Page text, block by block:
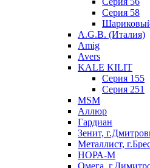
Серия 58
A.G.B. (Италия)
Amig
Avers
KALE KILIT
Серия 155
Серия 251
MSM
Аллюр
Гардиан
Зенит,
Металлист,
НОРА-М
Омега,